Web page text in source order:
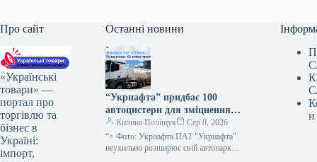
Про сайт
«Українські
товари» —
портал про
торгівлю та
бізнес в
Україні:
імпорт,
Останні новини
“Укрнафта” придбає 100
автоцистерн для зміцнення
безпеки доставки палива
Килина Поліщук
Сер 8, 2026
“> Фото: Укрнафта ПАТ "Укрнафта"
неухильно розширює свій автопарк
и